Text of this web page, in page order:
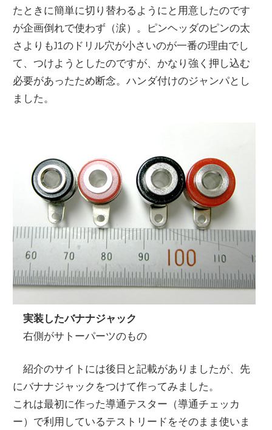
たときに簡単に切り替わるようにと用意したのです
が企画倒れで使わず（涙）。ピンヘッダのピンの太
さよりもJ1のドリル穴が小さいのが一番の理由でし
て、つけようとしたのですが、かなり強く押し込む
必要があったため断念。ハンダ付けのジャンパとし
ました。
実装したバナナジャック
右側がサトーパーツのもの
紹介のサイトには後日と記載がありましたが、先
にバナナジャックをつけて作ってみました。
これは最初に作った導通テスター（導通チェッカ
ー）で利用しているテストリードをそのまま使いま